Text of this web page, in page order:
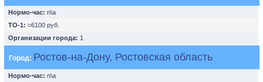
Нормо-час: n\a
ТО-1: ≈6100 руб.
Организации города: 1
Город: Ростов-на-Дону, Ростовская область
Нормо-час: n\a